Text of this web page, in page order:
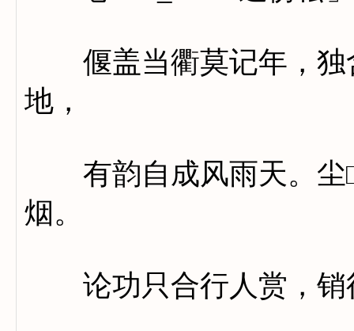
偃盖当衢莫记年，独
地，
有韵自成风雨天。尘□
烟。
论功只合行人赏，销